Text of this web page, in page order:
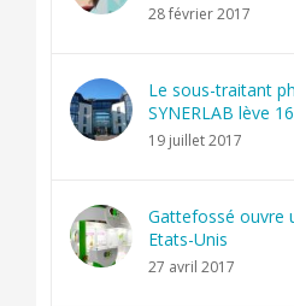
28 février 2017
Le sous-traitant
SYNERLAB lève
19 juillet 2017
Gattefossé ouvre
Etats-Unis
27 avril 2017